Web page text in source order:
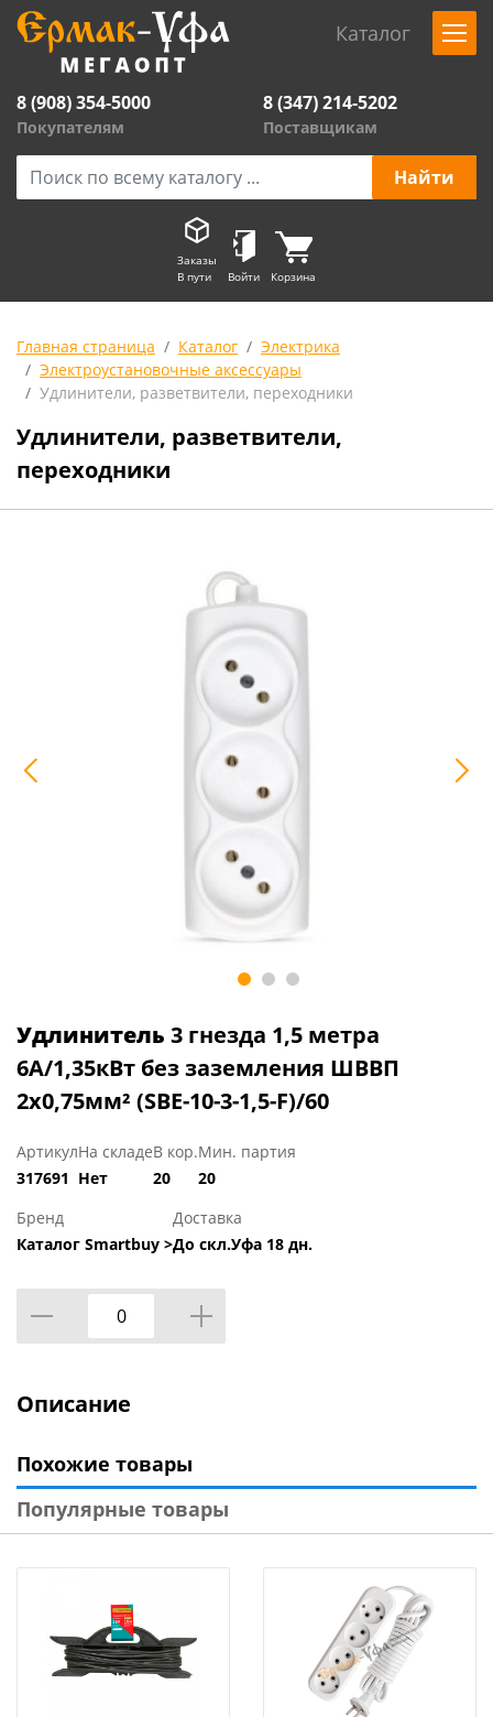
Каталог
8 (908) 354-5000
Покупателям
8 (347) 214-5202
Поставщикам
Заказы
В пути
Войти Корзина
Главная страница Каталог
Электрика
Электроустановочные аксессуары
Удлинители, разветвители, переходники
Удлинители, разветвители,
переходники
Удлинитель 3 гнезда 1,5 метра
6А/1,35кВт без заземления ШВВП
2х0,75мм² (SBE-10-3-1,5-F)/60
Артикул
317691
На складе
Нет
В кор.
20
Мин. партия
20
Бренд
Каталог Smartbuy >
Доставка
До скл.Уфа 18 дн.
Описание
Похожие товары
Популярные товары